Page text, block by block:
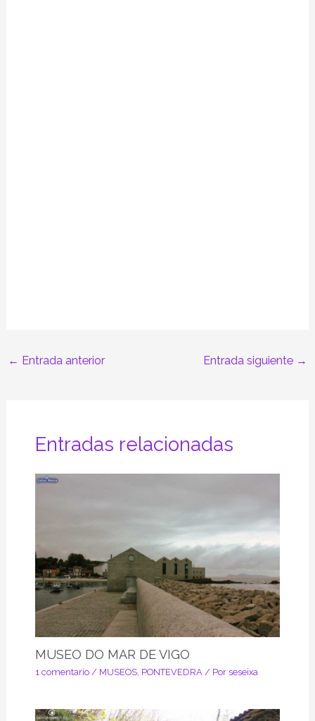
← Entrada anterior Entrada siguiente →
Entradas relacionadas
MUSEO DO MAR DE VIGO
1 comentario / MUSEOS, PONTEVEDRA/ Por seseixa